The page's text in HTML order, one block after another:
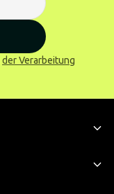
der Verarbeitung